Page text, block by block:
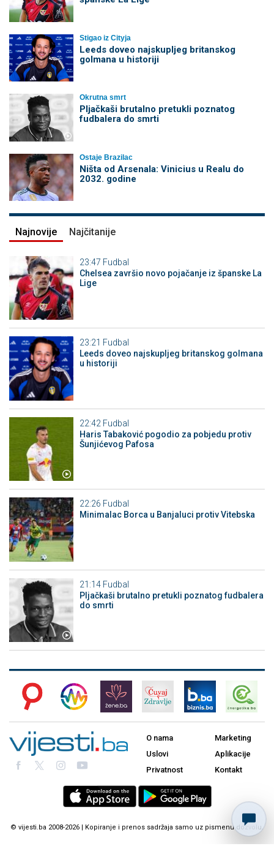
Stigao iz Cityja
Leeds doveo najskupljeg britanskog
golmana u historiji
Okrutna smrt
Pljačkaši brutalno pretukli poznatog
fudbalera do smrti
Ostaje Brazilac
Ništa od Arsenala: Vinicius u Realu do
2032. godine
Najnovije Najčitanije
23:47 Fudbal
Chelsea završio novo pojačanje iz španske La
Lige
23:21 Fudbal
Leeds doveo najskupljeg britanskog golmana
u historiji
22:42 Fudbal
Haris Tabaković pogodio za pobjedu protiv
Šunjićevog Pafosa
22:26 Fudbal
Minimalac Borca u Banjaluci protiv Vitebska
21:14 Fudbal
Pljačkaši brutalno pretukli poznatog fudbalera
do smrti
O nama
Uslovi
Privatnost
Marketing
Aplikacije
Kontakt
© vijesti.ba 2008-2026 | Kopiranje i prenos sadržaja samo uz pismenu dozvolu.